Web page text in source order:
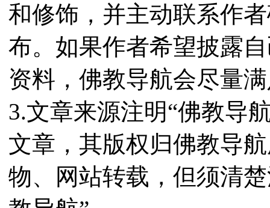
和修饰，并主动联系作
布。如果作者希望披露
资料，佛教导航会尽量
3.文章来源注明“佛教导
文章，其版权归佛教导
物、网站转载，但须清